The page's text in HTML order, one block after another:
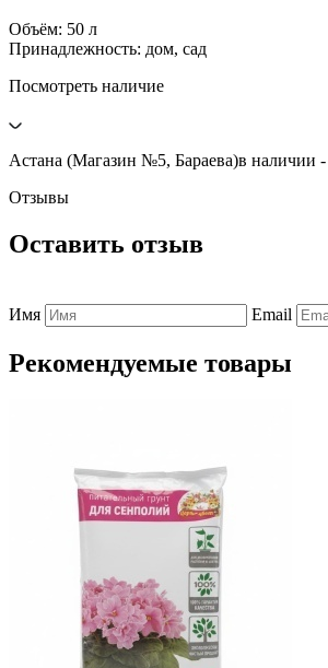
Объём: 50 л
Принадлежность: дом, сад
Посмотреть наличие
Астана (Магазин №5, Бараева)в наличии
Отзывы
Оставить отзыв
Имя Email
Рекомендуемые товары